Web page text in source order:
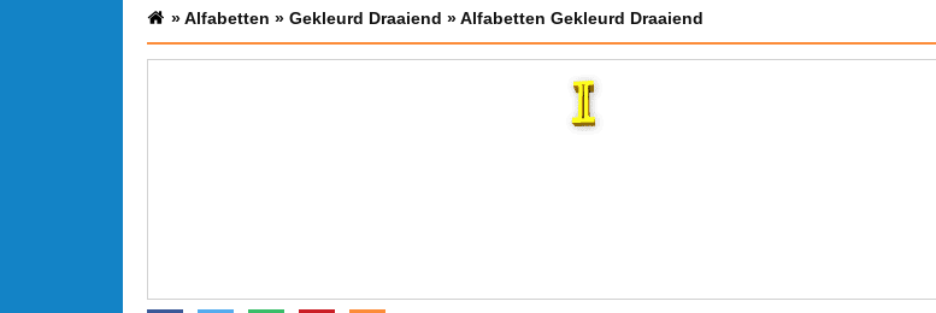
»Alfabetten » Gekleurd Draaiend »Alfabetten Gekleurd Draaiend